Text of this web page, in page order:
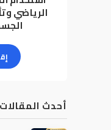
الرياضي
أحدث